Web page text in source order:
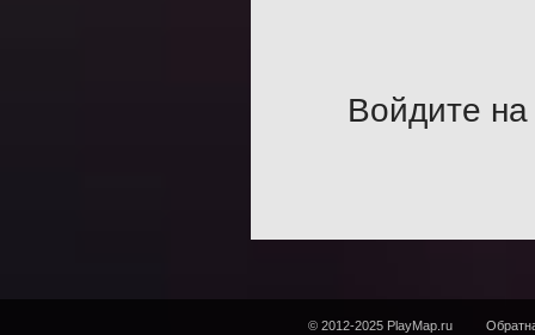
Войдите на
© 2012-2025 PlayMap.ru